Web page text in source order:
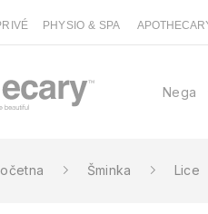
PHYSIO & SPA
Nega
Šminka Lice